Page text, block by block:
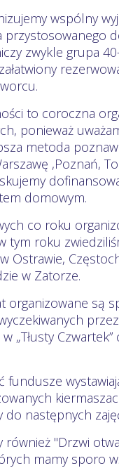
wspólny
zwykle grupa
to coroczna
ponieważ
metoda
,Poznań,
domowym.
co roku
tym roku
Ostrawie,
w Zatorze.
organizowane są
„Tłusty
fundusze
do następnych
również "Drzwi
mamy sporo